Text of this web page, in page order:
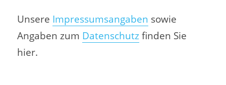
Unsere Impressumsangaben sowie
Angaben zum Datenschutzfinden Sie
hier.